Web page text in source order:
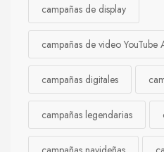
campañas de display
campañas de video YouTube
campañas digitales
campañas legendarias